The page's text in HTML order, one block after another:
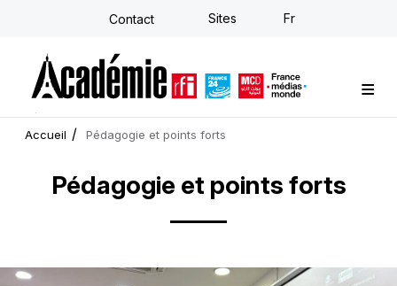
Aller
principal
Contact Sites Fr
Formations sur-mesure
Conseil stratégique
E-learning individuel
L'Académie
Actualités
Newsletter
Accueil Pédagogie et points forts
Pédagogie et points forts
Image